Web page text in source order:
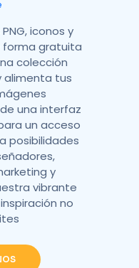
iconos y
gratuita
colección
alimenta tus
una interfaz
un acceso
posibilidades
y
vibrante
no